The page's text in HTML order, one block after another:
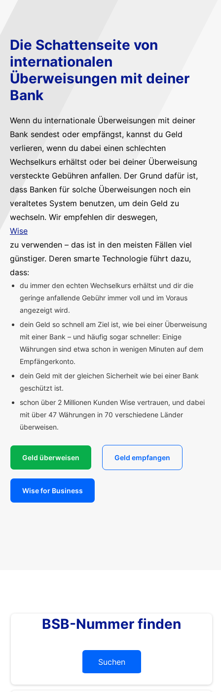
Die Schattenseite von
internationalen
Überweisungen mit deiner
Bank
Wenn du internationale Überweisungen mit deiner
Bank sendest oder empfängst, kannst du Geld
verlieren, wenn du dabei einen schlechten
Wechselkurs erhältst oder bei deiner Überweisung
versteckte Gebühren anfallen. Der Grund dafür ist,
dass Banken für solche Überweisungen noch ein
veraltetes System benutzen, um dein Geld zu
wechseln. Wir empfehlen dir deswegen,
Wise
zu verwenden – das ist in den meisten Fällen viel
günstiger. Deren smarte Technologie führt dazu,
dass:
du immer den echten Wechselkurs erhältst und dir die
geringe anfallende Gebühr immer voll und im Voraus
angezeigt wird.
dein Geld so schnell am Ziel ist, wie bei einer Überweisung
mit einer Bank – und häufig sogar schneller: Einige
Währungen sind etwa schon in wenigen Minuten auf dem
Empfängerkonto.
dein Geld mit der gleichen Sicherheit wie bei einer Bank
geschützt ist.
schon über 2 Millionen Kunden Wise vertrauen, und dabei
mit über 47 Währungen in 70 verschiedene Länder
überweisen.
Geld überweisen Geld empfangen
Wise for Business
BSB-Nummer finden
Suchen